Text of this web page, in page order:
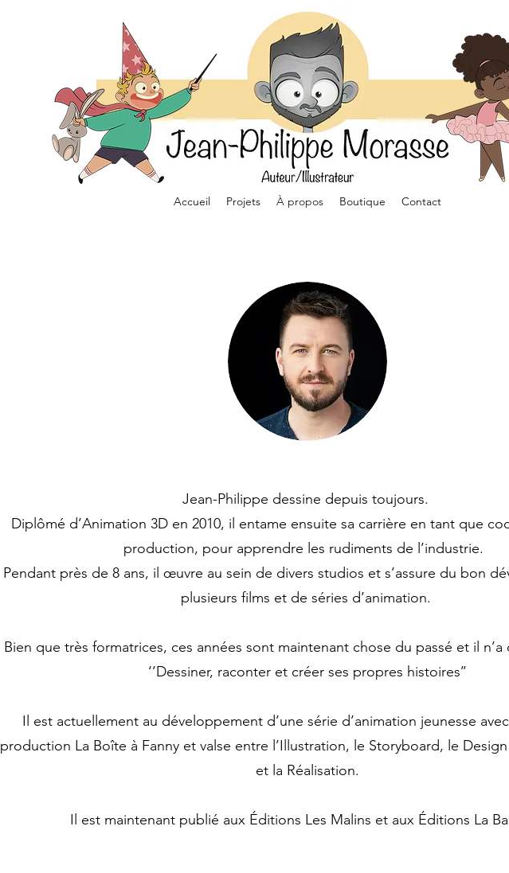
Accueil Projets À propos Boutique Contact
Jean-Philippe dessine depuis toujours.
Diplômé d’Animation 3D en 2010, il entame ensuite sa carrière en tant que
production, pour apprendre les rudiments de l’industrie.
Pendant près de 8 ans, il œuvre au sein de divers studios et s’assure du bon
plusieurs films et de séries d’animation.
Bien que très formatrices, ces années sont maintenant chose du passé et il n’a
‘’Dessiner, raconter et créer ses propres histoires’’
Il est actuellement au développement d’une série d’animation jeunesse
production La Boîte à Fanny et valse entre l’Illustration, le Storyboard, le
et la Réalisation.
Il est maintenant publié aux Éditions Les Malins et aux Éditions La